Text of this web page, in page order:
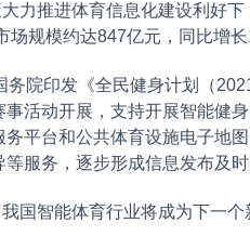
推进体育信息化建设利好下
场规模约达847亿元，同比增
印发《全民健身计划（
活动开展，支持开展智能健
平台和公共体育设施电子地
服务，逐步形成信息发布及
智能体育行业将成为下一个